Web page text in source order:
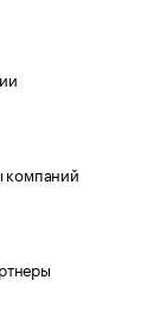
компаний